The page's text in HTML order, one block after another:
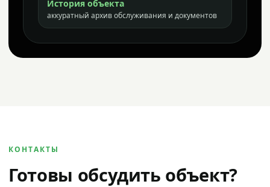
История объекта
аккуратный архив обслуживания и документов
КОНТАКТЫ
Готовы обсудить объект?